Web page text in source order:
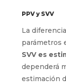
PPV y SVV
La
parámetros
SVV es
dependerá
estimación